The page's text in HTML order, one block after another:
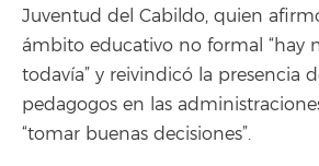
Juventud del Cabildo, quien
ámbito educativo no formal “hay
todavía” y reivindicó la presencia
pedagogos en las
“tomar buenas decisiones”.